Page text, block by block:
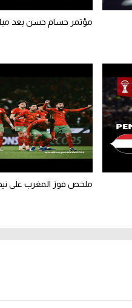
مؤتمر حسام حسن بعد
ملخص فوز المغرب على نيحيريا 0 (4-2) 0 (أمم